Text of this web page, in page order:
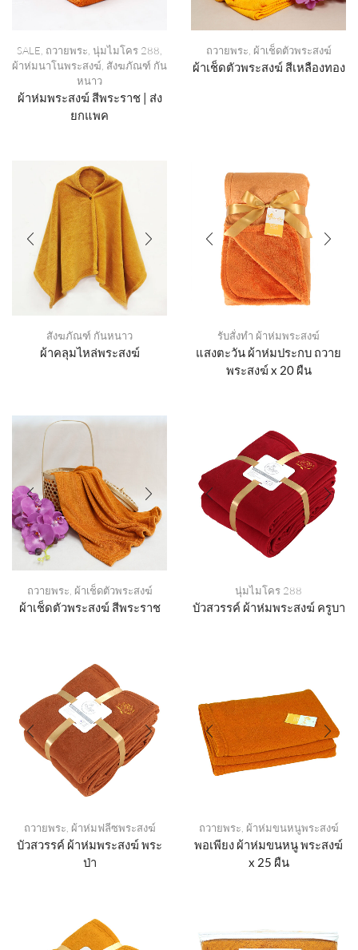
SALE ถวายพระ นุ่มไมโคร 288
ผ้าห่มนาโนพระสงฆ์ สังฆภัณฑ์ กัน
หนาว
ผ้าห่มพระสงฆ์ สีพระราช | ส่ง
ยกแพค
ถวายพระ ผ้าเช็ดตัวพระสงฆ์
ผ้าเช็ดตัวพระสงฆ์ สีเหลืองทอง
สังฆภัณฑ์ กันหนาว
ผ้าคลุมไหล่พระสงฆ์
รับสั่งทำ ผ้าห่มพระสงฆ์
แสงตะวัน ผ้าห่มประกบ ถวาย
พระสงฆ์ x 20 ผืน
ถวายพระ ผ้าเช็ดตัวพระสงฆ์
ผ้าเช็ดตัวพระสงฆ์ สีพระราช
นุ่มไมโคร 288
บัวสวรรค์ ผ้าห่มพระสงฆ์ ครูบา
ถวายพระ ผ้าห่มฟลีซพระสงฆ์
บัวสวรรค์ ผ้าห่มพระสงฆ์ พระ
ป่า
ถวายพระ ผ้าห่มขนหนูพระสงฆ์
พอเพียง ผ้าห่มขนหนู พระสงฆ์
x 25 ผืน